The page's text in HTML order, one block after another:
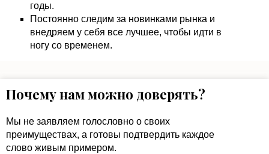
годы.
Постоянно следим за новинками рынка и
внедряем у себя все лучшее, чтобы идти в
ногу со временем.
Почему нам можно доверять?
Мы не заявляем голословно о своих
преимуществах, а готовы подтвердить каждое
слово живым примером.